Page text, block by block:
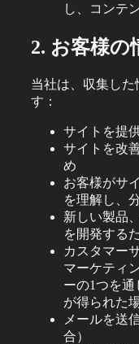
し、コンテ
2. お客様の
当社は、収集した
す：
サイトを提
サイトを改
め
お客様がサ
を理解し、
新しい製品
を開発する
カスタマー
マーケティ
ーの1つを
が得られた
メールを送
合）